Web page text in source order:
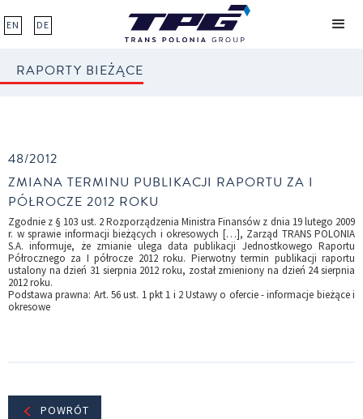
EN DE
RAPORTY BIEŻĄCE
48/2012
ZMIANA TERMINU PUBLIKACJI RAPORTU ZA I
PÓŁROCZE 2012 ROKU
Zgodnie z § 103 ust. 2 Rozporządzenia Ministra Finansów z dnia 19 lutego 2009
r. w sprawie informacji bieżących i okresowych […], Zarząd TRANS POLONIA
S.A. informuje, że zmianie ulega data publikacji Jednostkowego Raportu
Półrocznego za I półrocze 2012 roku. Pierwotny termin publikacji raportu
ustalony na dzień 31 sierpnia 2012 roku, został zmieniony na dzień 24 sierpnia
2012 roku.
Podstawa prawna: Art. 56 ust. 1 pkt 1 i 2 Ustawy o ofercie - informacje bieżące i
okresowe
POWRÓT